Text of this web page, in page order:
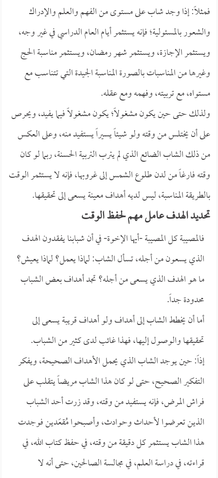
فمثلاً: إذا وجد شاب على مستوى من الفهم والعلم والإدراك
والشعور بالمسئولية؛ فإنه يستثمر أيام العام الدراسي في غير وجه،
ويستثمر الإجازة، ويستثمر شهر رمضان، ويستثمر مناسبة الحج
وغيرها من المناسبات بالصورة المناسبة الجيدة التي تتناسب مع
مستواه، مع تربيته، وفهمه ومع عقله.
ولذلك حتى حين يكون مشغولاً؛ يكون مشغولاً فيما يفيد، ويحرص
على أن يختلس من وقته ولو شيئاً يسيراً يستفيد منه، وعلى العكس
من ذلك الشاب الضائع الذي لم يترب التربية الحسنة، ربما لو كان
وقته فارغاً من لدن طلوع الشمس إلى غروبها، فإنه لا يستثمر الوقت
بالطريقة المناسبة، ليس لديه أهداف معينة يسعى إلى تحقيقها.
تحديد الهدف عامل مهم لحفظ الوقت
فالمصيبة كل المصيبة -أيها الإخوة- في أن شبابنا يفقدون الهدف
الذي يسعون من أجله، تسأل الشاب: لماذا يعمل؟ لماذا يعيش؟
ما هو الهدف الذي يسعى من أجله؟ تجد أهداف بعض الشباب
محدودة جداً.
أما أن يخطط الشاب إلى أهداف ولو أهداف قريبة يسعى إلى
تحقيقها والوصول إليها، فهذا غائب لدى كثير من الشباب.
إذاً: حين يوجد الشاب الذي يحمل الأهداف الصحيحة، ويفكر
التفكير الصحيح، حتى لو كان هذا الشاب مريضاً يتقلب على
فراش المرض، فإنه يستفيد من وقته، وقد زرت أحد الشباب
الذين تعرضوا لأحداث وحوادث، وأصبحوا مُقعَدين فوجدت
هذا الشاب يستثمر كل دقيقة من وقته، في حفظ كتاب الله، في
قراءته، في دراسة العلم، في مجالسة الصالحين، حتى أنه لا